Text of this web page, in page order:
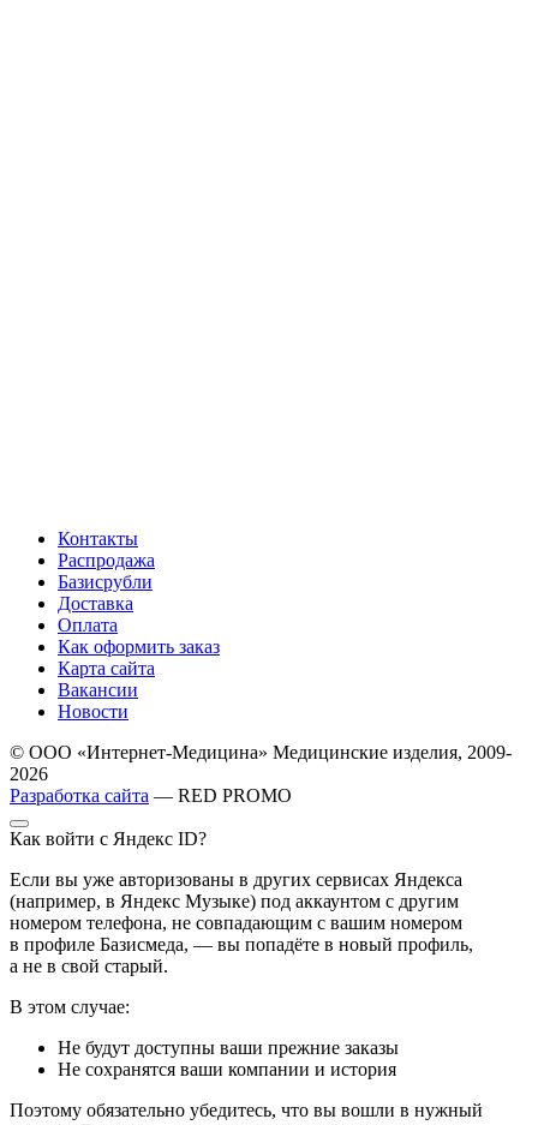
Контакты
Распродажа
Базисрубли
Доставка
Оплата
Как оформить заказ
Карта сайта
Вакансии
Новости
© ООО «Интернет-Медицина» Медицинские изделия, 2009-
2026
Разработка сайта — RED PROMO
Как войти с Яндекс ID?
Если вы уже авторизованы в других сервисах Яндекса
(например, в Яндекс Музыке) под аккаунтом с другим
номером телефона, не совпадающим с вашим номером
в профиле Базисмеда, — вы попадёте в новый профиль,
а не в свой старый.
В этом случае:
Не будут доступны ваши прежние заказы
Не сохранятся ваши компании и история
Поэтому обязательно убедитесь, что вы вошли в нужный